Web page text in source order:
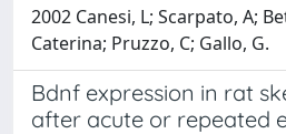
2002 Canesi, L; Scarpato, A;
Caterina; Pruzzo, C; Gallo, G.
Bdnf expression in rat
after acute or repeated